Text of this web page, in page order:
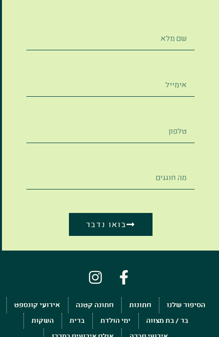
בואו נדבר
הסיפור שלנו חתונות חתונה קטנה
אירועי קונספט
בר / בת מצווה
ימי הולדת ברית
השקות